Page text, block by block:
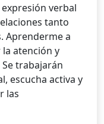
verbal
tanto
Aprenderme a
atención y
trabajarán
escucha activa y
las